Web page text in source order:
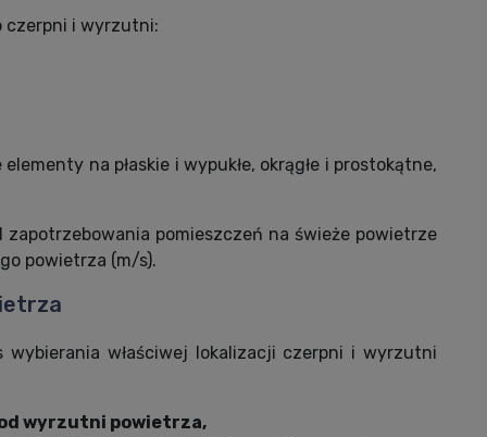
czerpni i wyrzutni:
na płaskie i wypukłe, okrągłe i prostokątne,
pomieszczeń na świeże powietrze
powietrza (m/s).
właściwej lokalizacji czerpni i wyrzutni
wyrzutni powietrza,